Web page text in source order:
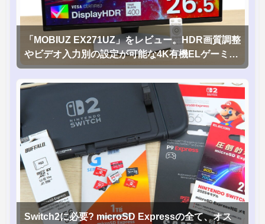
「MOBIUZ EX271UZ」をレビュー。HDR画質調整
やビデオ入力別の設定が可能な4K有機ELゲーミン
グモニタを徹底検証
Switch2に必要? microSD Expressの全て、オス